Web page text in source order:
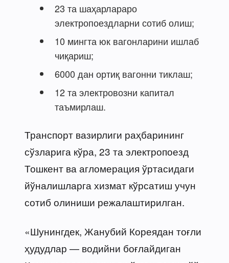
23 та шаҳарлараро
электропоездларни сотиб олиш;
10 мингта юк вагонларини ишлаб
чиқариш;
6000 дан ортиқ вагонни тиклаш;
12 та электровозни капитал
таъмирлаш.
Транспорт вазирлиги раҳбарининг
сўзларига кўра, 23 та электропоезд
Тошкент ва агломерация ўртасидаги
йўналишларга хизмат кўрсатиш учун
сотиб олиниши режалаштирилган.
«Шунингдек, Жанубий Кореядан тоғли
ҳудудлар — водийни боғлайдиган